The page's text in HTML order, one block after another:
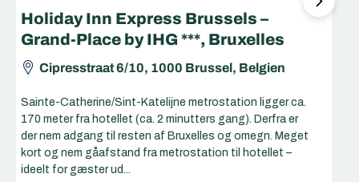
Holiday Inn Express Brussels –
Grand-Place by IHG ***, Bruxelles
Cipresstraat 6/10, 1000 Brussel, Belgien
Sainte-Catherine/Sint-Katelijne metrostation ligger ca.
170 meter fra hotellet (ca. 2 minutters gang). Derfra er
der nem adgang til resten af Bruxelles og omegn. Meget
kort og nem gåafstand fra metrostation til hotellet –
ideelt for gæster ud...